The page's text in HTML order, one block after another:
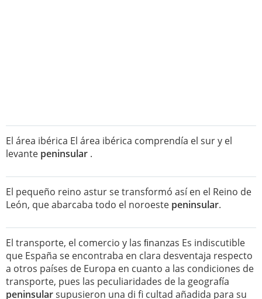
El área ibérica El área ibérica comprendía el sur y el
levante peninsular .
El pequeño reino astur se transformó así en el Reino de
León, que abarcaba todo el noroeste peninsular.
El transporte, el comercio y las ﬁnanzas Es indiscutible
que España se encontraba en clara desventaja respecto
a otros países de Europa en cuanto a las condiciones de
transporte, pues las peculiaridades de la geografía
peninsularsupusieron una di fi cultad añadida para su